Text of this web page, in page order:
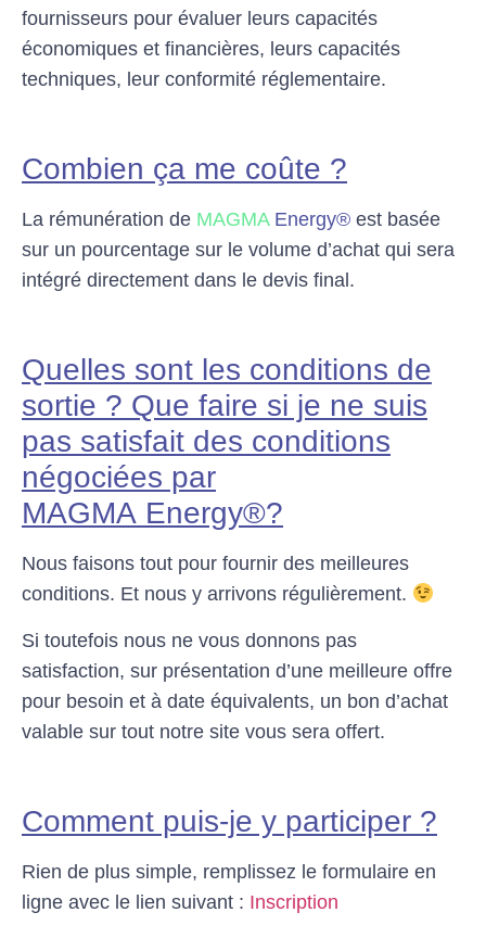
fournisseurs pour évaluer leurs capacités
économiques et financières, leurs capacités
techniques, leur conformité réglementaire.
Combien ça me coûte ?
La rémunération de MAGMA Energy® est basée
sur un pourcentage sur le volume d’achat qui sera
intégré directement dans le devis final.
Quelles sont les conditions de
sortie ? Que faire si je ne suis
pas satisfait des conditions
négociées par
MAGMA Energy®?
Nous faisons tout pour fournir des meilleures
conditions. Et nous y arrivons régulièrement.
Si toutefois nous ne vous donnons pas
satisfaction, sur présentation d’une meilleure offre
pour besoin et à date équivalents, un bon d’achat
valable sur tout notre site vous sera offert.
Comment puis-je y participer ?
Rien de plus simple, remplissez le formulaire en
ligne avec le lien suivant : Inscription